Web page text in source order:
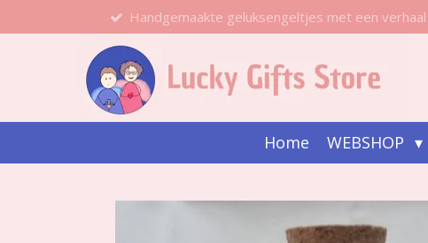
direct
hoofdinhoud
Handgemaakte geluksengeltjes met een verhaal
Home WEBSHOP